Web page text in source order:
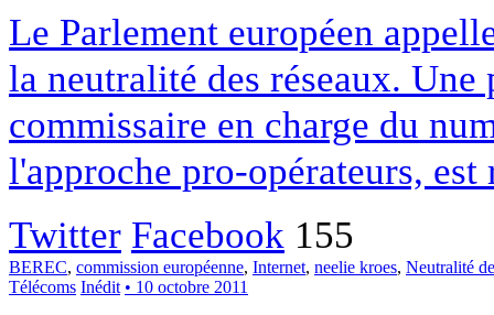
Le Parlement européen
la neutralité des réseaux.
commissaire en charge du
l'approche pro-opérateurs, est
Twitter Facebook 155
BEREC, commission européenne, Internet, neelie kroes, Neutralité
Télécoms Inédit • 10 octobre 2011